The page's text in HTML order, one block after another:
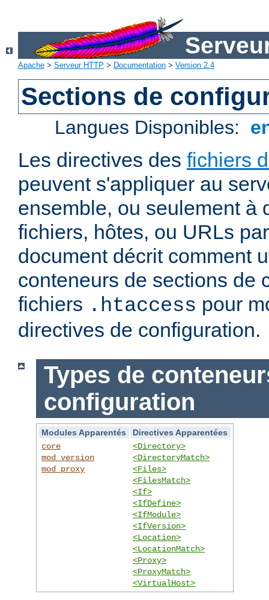
Apache > Serveur HTTP > Documentation > Version 2.4
Sections de
Langues Disponibles:
Les directives des fichiers
peuvent s'appliquer au
ensemble, ou seulement à
fichiers, hôtes, ou URLs
document décrit comment
conteneurs de sections de
fichiers .htaccess pour
directives de configuration.
Types de
configuration
Modules Apparentés
Directives Apparentées
core
mod_version
mod_proxy
<Directory>
<DirectoryMatch>
<Files>
<FilesMatch>
<If>
<IfDefine>
<IfModule>
<IfVersion>
<Location>
<LocationMatch>
<Proxy>
<ProxyMatch>
<VirtualHost>